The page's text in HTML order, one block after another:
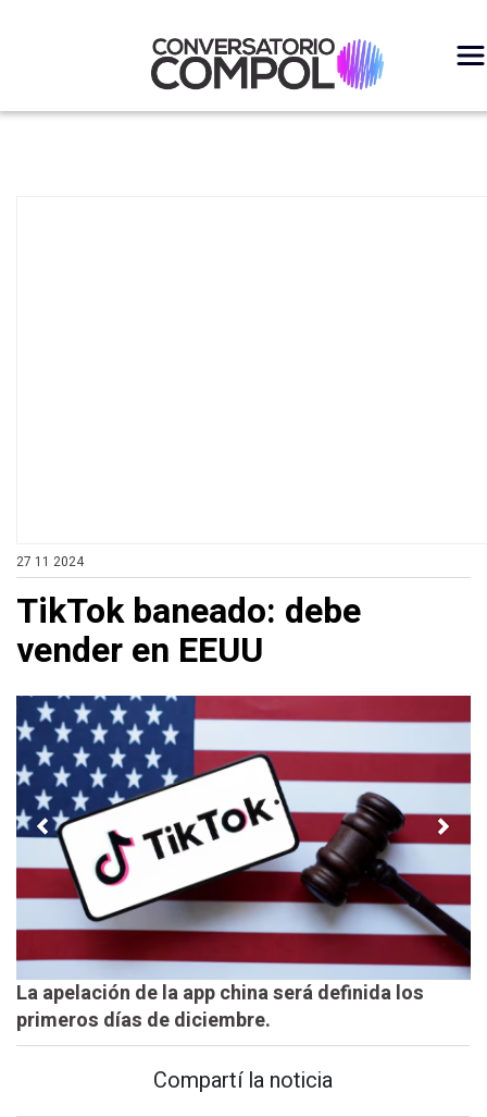
27 11 2024
TikTok baneado: debe
vender en EEUU
La apelación de la app china será definida los
primeros días de diciembre.
Compartí la noticia